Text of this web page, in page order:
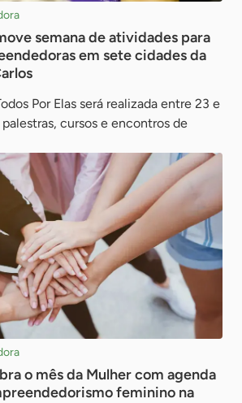
semana de atividades para
em sete cidades da
Por Elas será realizada entre 23 e
cursos e encontros de
o mês da Mulher com agenda
feminino na